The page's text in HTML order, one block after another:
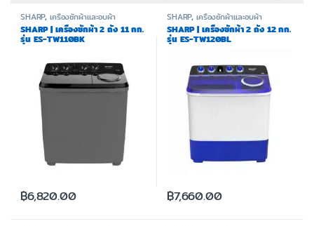
SHARP,เครื่องซักผ้าและอบผ้า
SHARP | เครื่องซักผ้า 2 ถัง 11 กก.
รุ่น ES-TW110BK
฿6,820.00
SHARP,เครื่องซักผ้าและอบผ้า
SHARP | เครื่องซักผ้า 2 ถัง 12 กก.
รุ่น ES-TW120BL
฿7,660.00